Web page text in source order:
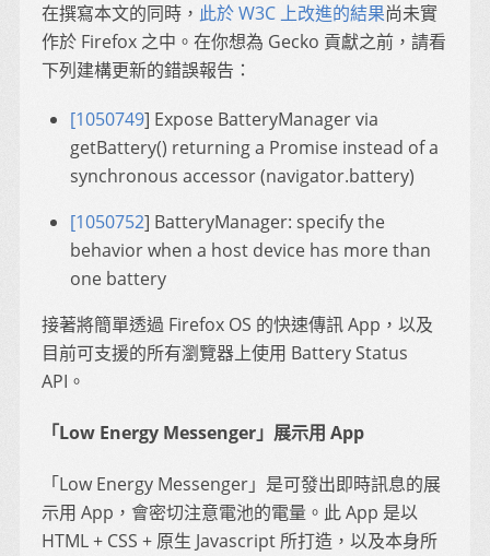
在撰寫本文的同時， 此於 W3C 上改進的結果尚未實
作於 Firefox 之中。在你想為 Gecko 貢獻之前，請看
下列建構更新的錯誤報告：
[1050749] Expose BatteryManager via
getBattery() returning a Promise instead of a
synchronous accessor (navigator.battery)
[1050752] BatteryManager: specify the
behavior when a host device has more than
one battery
接著將簡單透過 Firefox OS 的快速傳訊 App，以及
目前可支援的所有瀏覽器上使用 Battery Status
API。
「Low Energy Messenger」展示用 App
「Low Energy Messenger」是可發出即時訊息的展
示用 App，會密切注意電池的電量。此 App 是以
HTML + CSS + 原生 Javascript 所打造，以及本身所